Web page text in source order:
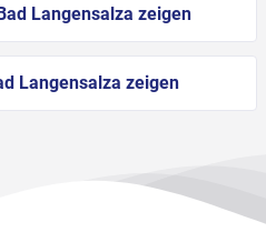
Langensalza zeigen
Langensalza zeigen